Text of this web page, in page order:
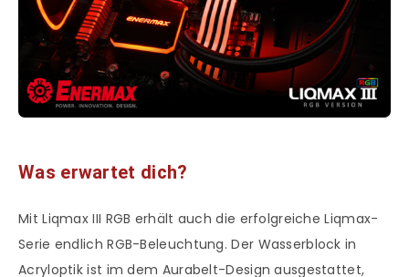
Was erwartet dich?
Mit Liqmax III RGB erhält auch die erfolgreiche Liqmax-
Serie endlich RGB-Beleuchtung. Der Wasserblock in
Acryloptik ist im dem Aurabelt-Design ausgestattet,